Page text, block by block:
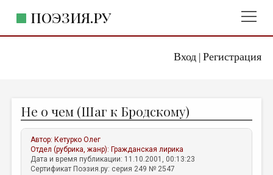
Вход| Регистрация
ПОЭЗИЯ.РУ
ЖАНРЫ
АВТОРЫ
КОММЕНТАРИИ
Не о чем (Шаг к Бродскому)
Автор: Кетурко Олег
Отдел (рубрика, жанр): Гражданская лирика
Дата и время публикации: 11.10.2001, 00:13:23
Сертификат Поэзия.ру: серия 249 № 2547